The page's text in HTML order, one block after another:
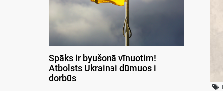
Spāks ir byušonā vīnuotim!
Atbolsts Ukrainai dūmuos i
dorbūs